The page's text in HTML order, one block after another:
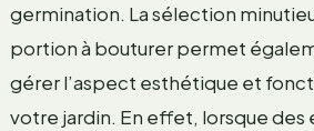
germination. La sélection
portion à bouturer permet
gérer l’aspect esthétique et
votre jardin. En effet, lorsque des